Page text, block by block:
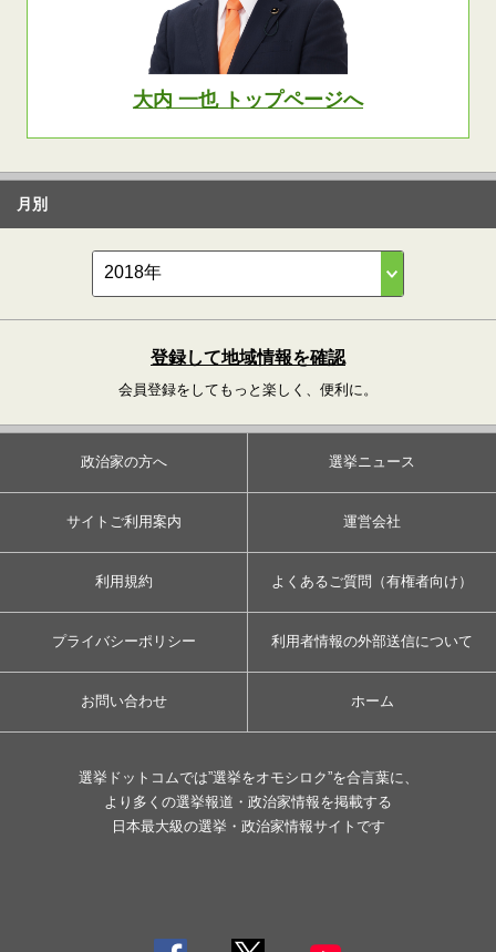
大内 一也 トップページへ
月別
登録して地域情報を確認
会員登録をしてもっと楽しく、便利に。
政治家の方へ 選挙ニュース
サイトご利用案内 運営会社
利用規約 よくあるご質問（有権者向け）
プライバシーポリシー 利用者情報の外部送信について
お問い合わせ ホーム
選挙ドットコムでは”選挙をオモシロク”を合言葉に、
より多くの選挙報道・政治家情報を掲載する
日本最大級の選挙・政治家情報サイトです